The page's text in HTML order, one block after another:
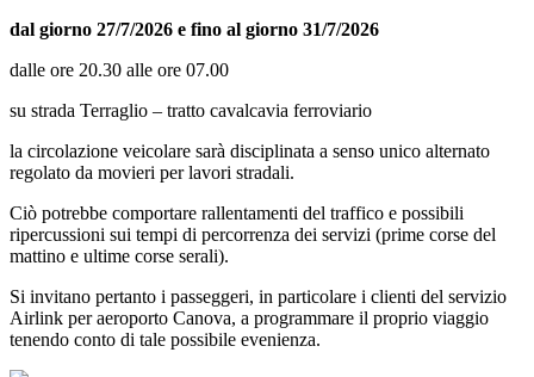
dal giorno 27/7/2026 e fino al giorno 31/7/2026
dalle ore 20.30 alle ore 07.00
su strada Terraglio – tratto cavalcavia ferroviario
la circolazione veicolare sarà disciplinata a senso unico alternato
regolato da movieri per lavori stradali.
Ciò potrebbe comportare rallentamenti del traffico e possibili
ripercussioni sui tempi di percorrenza dei servizi (prime corse del
mattino e ultime corse serali).
Si invitano pertanto i passeggeri, in particolare i clienti del servizio
Airlink per aeroporto Canova, a programmare il proprio viaggio
tenendo conto di tale possibile evenienza.